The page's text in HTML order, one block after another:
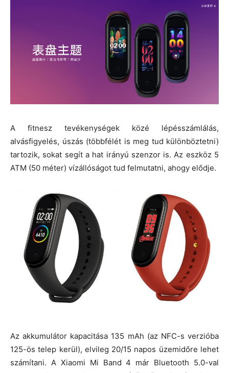
A fitnesz tevékenységek közé lépésszámlálás,
alvásfigyelés, úszás (többfélét is meg tud különböztetni)
tartozik, sokat segít a hat irányú szenzor is. Az eszköz 5
ATM (50 méter) vízállóságot tud felmutatni, ahogy elődje.
Az akkumulátor kapacitása 135 mAh (az NFC-s verzióba
125-ös telep kerül), elvileg 20/15 napos üzemidőre lehet
számítani. A Xiaomi Mi Band 4 már Bluetooth 5.0-val